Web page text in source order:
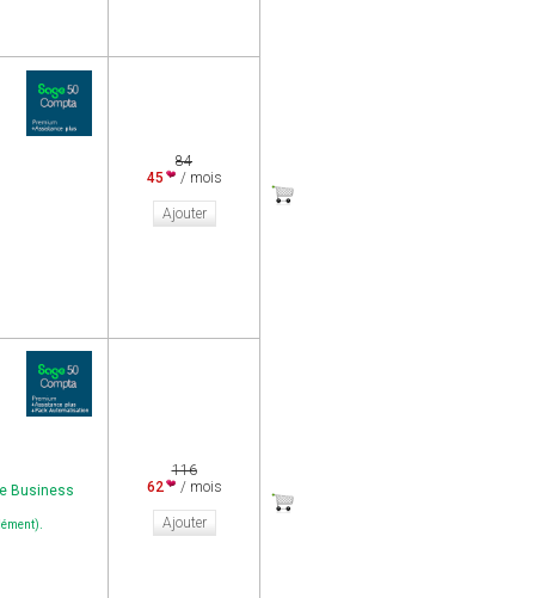
84
45
/ mois
Ajouter
Business
.
116
62
/ mois
Ajouter